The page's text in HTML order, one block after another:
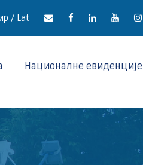
/ Lat
Националне евиденције